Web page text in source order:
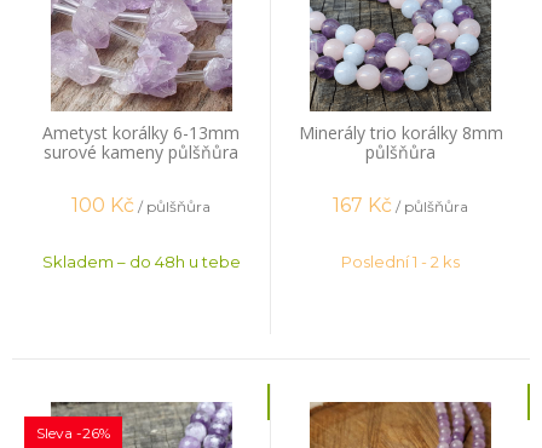
Ametyst korálky 6-13mm
surové kameny půlšňůra
100 Kč / půlšňůra
Skladem – do 48h u tebe
Minerály trio korálky 8mm
půlšňůra
167 Kč / půlšňůra
Poslední 1 - 2 ks
Sleva -26%